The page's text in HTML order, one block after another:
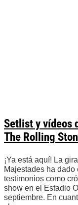
Setlist y vídeos
The Rolling
¡Ya está aquí! La
Majestades ha
testimonios como
show en el Estadio
septiembre. En